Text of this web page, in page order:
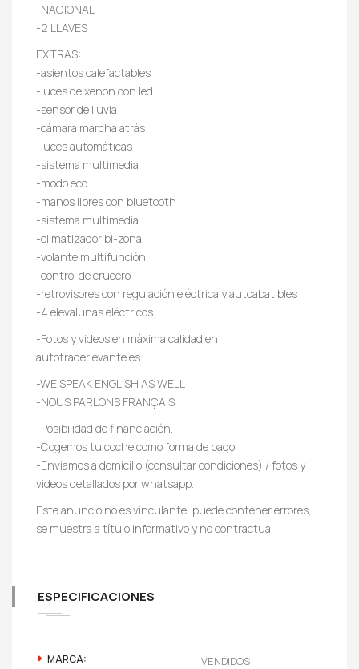
-NACIONAL
-2 LLAVES
EXTRAS:
-asientos calefactables
-luces de xenon con led
-sensor de lluvia
-cámara marcha atrás
-luces automáticas
-sistema multimedia
-modo eco
-manos libres con bluetooth
-sistema multimedia
-climatizador bi-zona
-volante multifunción
-control de crucero
-retrovisores con regulación eléctrica y autoabatibles
-4 elevalunas eléctricos
-Fotos y videos en máxima calidad en
autotraderlevante.es
-WE SPEAK ENGLISH AS WELL
-NOUS PARLONS FRANÇAIS
-Posibilidad de financiación.
-Cogemos tu coche como forma de pago.
-Enviamos a domicilio (consultar condiciones) / fotos y
videos detallados por whatsapp.
Este anuncio no es vinculante, puede contener errores,
se muestra a título informativo y no contractual
ESPECIFICACIONES
MARCA: VENDIDOS